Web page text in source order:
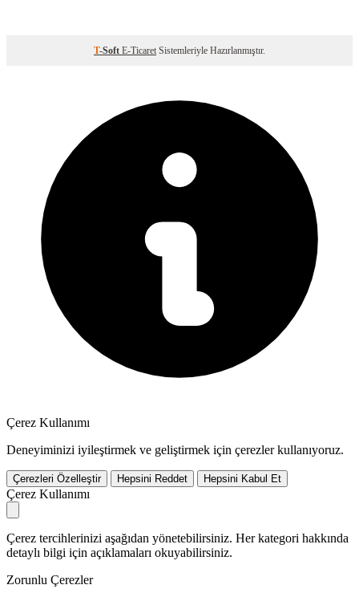
T-Soft E-Ticaret Sistemleriyle Hazırlanmıştır.
Çerez Kullanımı
Deneyiminizi iyileştirmek ve geliştirmek için çerezler kullanıyoruz.
Çerezleri Özelleştir Hepsini Reddet Hepsini Kabul Et
Çerez Kullanımı
Çerez tercihlerinizi aşağıdan yönetebilirsiniz. Her kategori hakkında
detaylı bilgi için açıklamaları okuyabilirsiniz.
Zorunlu Çerezler